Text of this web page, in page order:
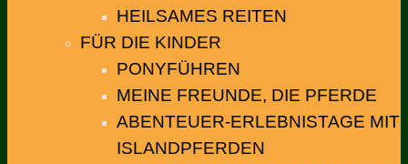
HEILSAMES REITEN
FÜR DIE KINDER
PONYFÜHREN
MEINE FREUNDE, DIE PFERDE
ABENTEUER-ERLEBNISTAGE MIT
ISLANDPFERDEN